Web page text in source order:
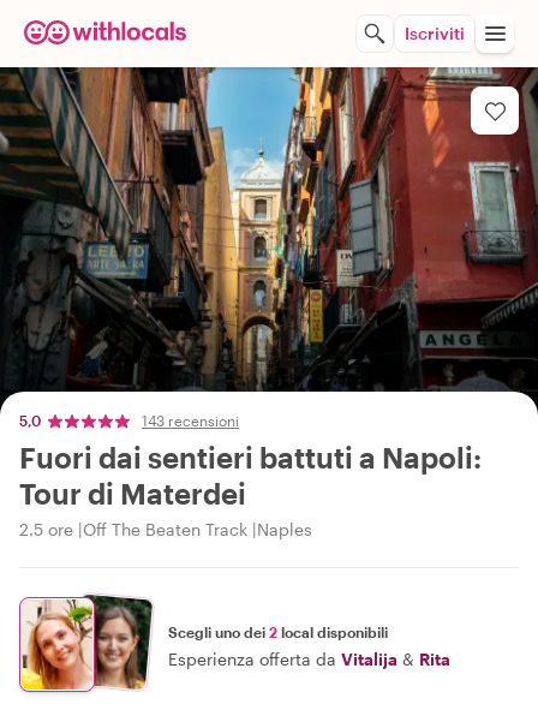
Iscriviti
5,0 143 recensioni
Fuori dai sentieri battuti a Napoli:
Tour di Materdei
2.5 ore Off The Beaten Track Naples
Scegli uno dei 2 local disponibili
Esperienza offerta da Vitalija & Rita